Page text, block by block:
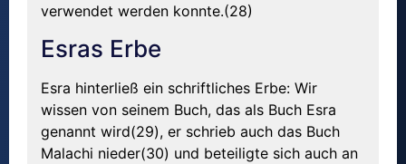
verwendet werden konnte.(28)
Esras Erbe
Esra hinterließ ein schriftliches Erbe: Wir
wissen von seinem Buch, das als Buch Esra
genannt wird(29), er schrieb auch das Buch
Malachi nieder(30) und beteiligte sich auch an